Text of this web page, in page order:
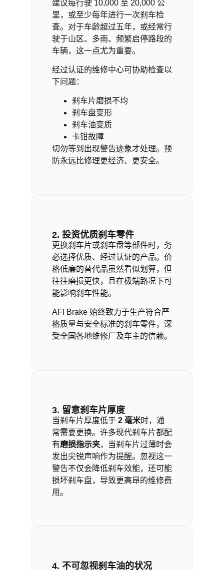
建议每行驶 10,000 至 20,000 公
里，或至少每年进行一次刹车检
查。对于车龄超过五年，或经常行
驶于山区、多雨、频繁启停路段的
车辆，这一点尤为重要。
经过认证的维修中心可协助检查以
下问题：
刹车片磨损不均
刹车盘变形
刹车油变质
卡钳故障
切勿等到出现警告迹象才处理。预
防永远比修理更经济、更安全。
2. 投资优质刹车零件
更换刹车片或刹车盘等部件时，务
必选择优质、经过认证的产品。价
格低廉的替代品虽然看似划算，但
往往磨损更快，且在极端路况下可
能影响刹车性能。
AFI Brake 始终致力于生产符合严
格质量与安全标准的刹车零件，深
受全国各地维修厂及车主的信赖。
3. 留意刹车片厚度
当刹车片厚度低于 2 毫米时，通
常需要更换。许多现代刹车片都配
有磨损指示夹，当刹车片过薄时会
发出尖锐声响作为提醒。忽视这一
警告不仅会降低刹车效能，还可能
损坏刹车盘，导致更高昂的维修费
用。
4. 不可忽视刹车油的状况